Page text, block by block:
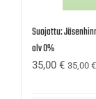
Suojattu:
alv 0%
35,00 € 35,00 €